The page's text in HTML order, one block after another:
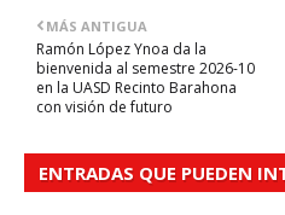
MÁS ANTIGUA
Ramón López Ynoa da la
bienvenida al semestre 2026-10
en la UASD Recinto Barahona
con visión de futuro
ENTRADAS QUE PUEDEN